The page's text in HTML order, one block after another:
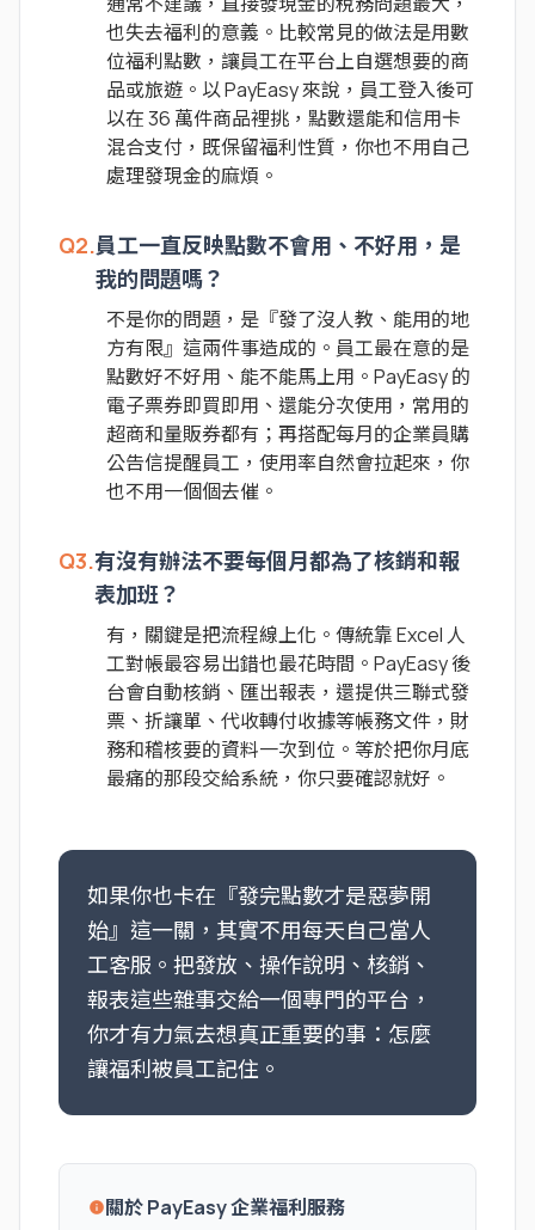
也失去福利的意義。比較常見的做法是用數
位福利點數，讓員工在平台上自選想要的商
品或旅遊。以 PayEasy 來說，員工登入後可
以在 36 萬件商品裡挑，點數還能和信用卡
混合支付，既保留福利性質，你也不用自己
處理發現金的麻煩。
Q2.員工一直反映點數不會用、不好用，是
我的問題嗎？
不是你的問題，是『發了沒人教、能用的地
方有限』這兩件事造成的。員工最在意的是
點數好不好用、能不能馬上用。PayEasy 的
電子票券即買即用、還能分次使用，常用的
超商和量販券都有；再搭配每月的企業員購
公告信提醒員工，使用率自然會拉起來，你
也不用一個個去催。
Q3.有沒有辦法不要每個月都為了核銷和報
表加班？
有，關鍵是把流程線上化。傳統靠 Excel 人
工對帳最容易出錯也最花時間。PayEasy 後
台會自動核銷、匯出報表，還提供三聯式發
票、折讓單、代收轉付收據等帳務文件，財
務和稽核要的資料一次到位。等於把你月底
最痛的那段交給系統，你只要確認就好。
如果你也卡在『發完點數才是惡夢開
始』這一關，其實不用每天自己當人
工客服。把發放、操作說明、核銷、
報表這些雜事交給一個專門的平台，
你才有力氣去想真正重要的事：怎麼
讓福利被員工記住。
info關於 PayEasy 企業福利服務